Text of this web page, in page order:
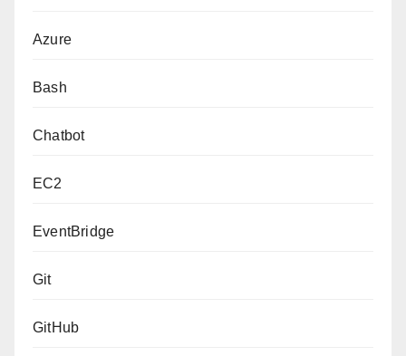
Azure
Bash
Chatbot
EC2
EventBridge
Git
GitHub